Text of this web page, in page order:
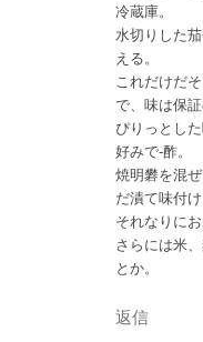
冷蔵庫。
水切りした
える。
これだけだ
で、味は保
ぴりっとし
好みで‐酢。
焼明礬を混
だ漬て味付け
それなりにお
さらには米
とか。
返信